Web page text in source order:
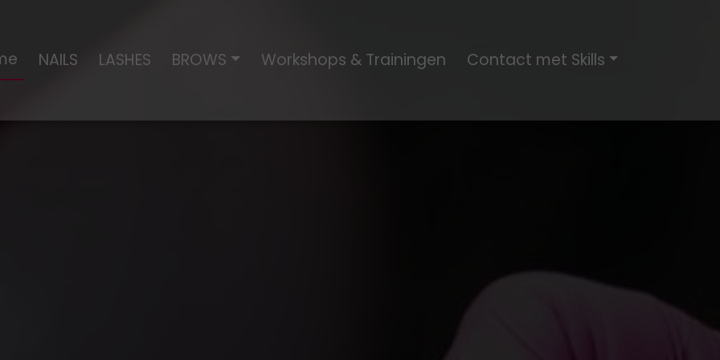
NAILS LASHES BROWS Workshops & Trainingen Contact met Skills